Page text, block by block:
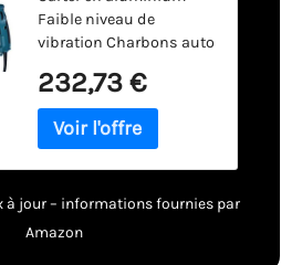
Faible niveau de
vibration Charbons auto
antidérapante Bouton
inverseur du sens de
rotation Démarrage
232,73 €
à jour – informations fournies par
Amazon